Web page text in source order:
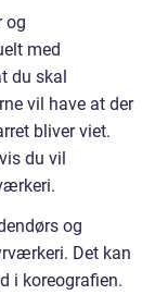
og
med
du skal
vil have at der
bliver viet.
du vil
og
Det kan
i koreografien.